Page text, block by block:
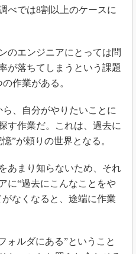
べでは8割以上のケースに
のエンジニアにとっては問
が落ちてしまうという課題
作業がある。
、自分がやりたいことに
す作業だ。これは、過去に
”が頼りの世界となる。
あまり知らないため、それ
に“過去にこんなことをや
なくなると、途端に作業
ォルダにある”ということ